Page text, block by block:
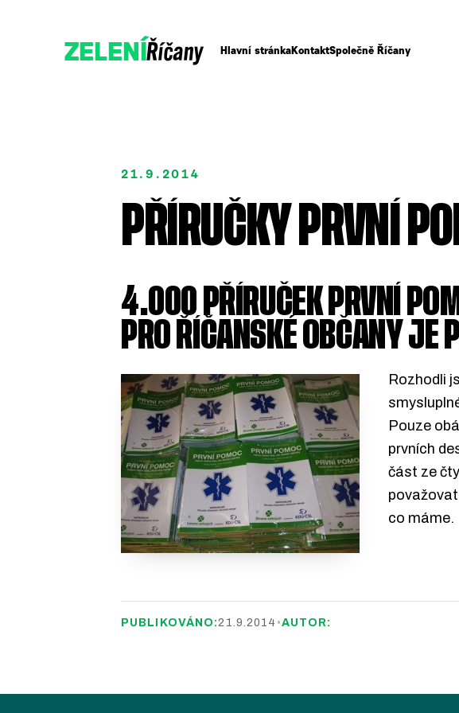
ZELENÍŘíčany Hlavní stránkaKontaktSpolečně Říčany
Přidejte se
21.9.2014
PŘÍRUČKY PRVNÍ
4.000 PŘÍRUČEK PRVNÍ
PRO ŘÍČANSKÉ OBČANY JE
Rozhodli
Pouze
prvních
část ze
co máme.
PUBLIKOVÁNO:21.9.2014 •AUTOR: